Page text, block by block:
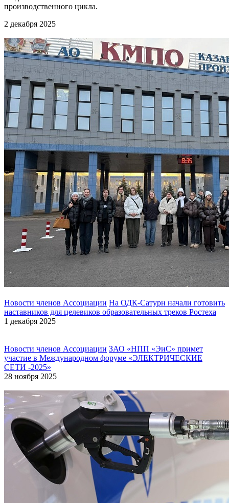
производственного цикла.
2 декабря 2025
Новости членов Ассоциации На ОДК-Сатурн начали готовить
наставников для целевиков образовательных треков Ростеха
1 декабря 2025
Новости членов Ассоциации ЗАО «НПП «ЭиС» примет
участие в Международном форуме «ЭЛЕКТРИЧЕСКИЕ
СЕТИ -2025»
28 ноября 2025